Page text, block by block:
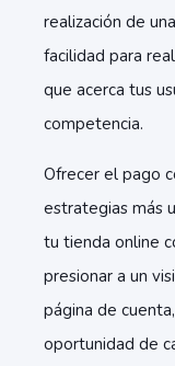
realización de
facilidad para
que acerca tus
competencia.
Ofrecer el pago
estrategias más
tu tienda online
presionar a un
página de
oportunidad de